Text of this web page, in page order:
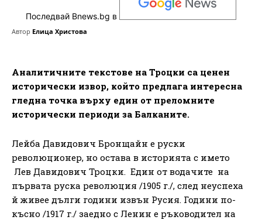
Последвай Bnews.bg в
Автор Елица Христова
Аналитичните текстове на Троцки са ценен
исторически извор, който предлага интересна
гледна точка върху един от преломните
исторически периоди за Балканите.
Лейба Давидович Бронщайн е руски
революционер, но остава в историята с името
Лев Давидович Троцки. Един от водачите на
първата руска революция /1905 г./, след неуспеха
й живее дълги години извън Русия. Години по-
късно /1917 г./ заедно с Ленин е ръководител на